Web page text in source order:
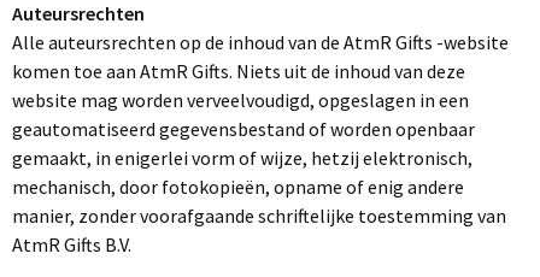
Rituals pakketten
Janzen geschenkpakketten
Gelegenheden
Ringband notitieboeken
CorrectBook
Documentmappen
Overige kantoorartikelen
Overig
Lanyards & keycoards bedrukken
Pins & Buttons
Caps
Promocaps
Bucket hats & vissershoedjes
Trucker caps
Camelbak drinkbekers
Drinkbekers
Thermos drinkbekers
Overige drinkwaren
Business tassen
Laptoptassen & hoezen
Documententassen
USB Hubs
Overige USB
Audio
Diverse snoepwaren
Drop
Snoep
Notitieblokken
Bedrukte ringband notitieblokken
Bureau benodigdheden
Kaartspellen
Bordspellen
Denkspellen
Buitenspellen
Auto accessoires overig
Bad & Baby textiel
Slabbertjes & Rompers
Badtextiel
Auteursrechten
Alle auteursrechten op de inhoud van de AtmR Gifts -website
komen toe aan AtmR Gifts. Niets uit de inhoud van deze
website mag worden verveelvoudigd, opgeslagen in een
geautomatiseerd gegevensbestand of worden openbaar
gemaakt, in enigerlei vorm of wijze, hetzij elektronisch,
mechanisch, door fotokopieën, opname of enig andere
manier, zonder voorafgaande schriftelijke toestemming van
AtmR Gifts B.V.